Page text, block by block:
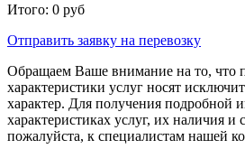
Итого: 0 руб
Отправить заявку на перевозку
Обращаем Ваше внимание на то, что
характеристики услуг носят
характер. Для получения подробной
характеристиках услуг, их наличия и
пожалуйста, к специалистам нашей